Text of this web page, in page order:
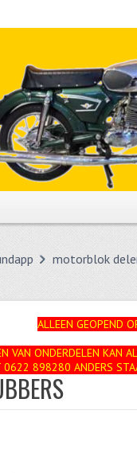
motorblok
ALLEEN GEOPEND
VAN ONDERDELEN KAN
0622 898280 ANDERS